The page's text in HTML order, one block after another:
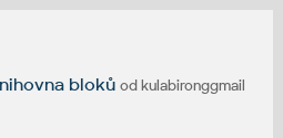
blokůod kulabironggmail